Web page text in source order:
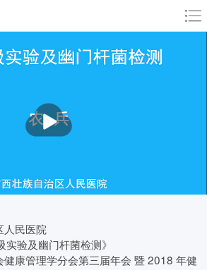
人民医院
验及幽门杆菌检测》
康管理学分会第三届年会 暨 2018 年健